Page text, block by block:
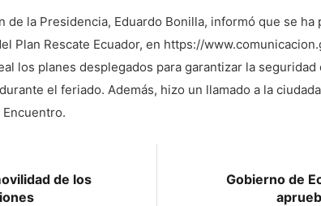
de la Presidencia, Eduardo Bonilla, informó que se
Plan Rescate Ecuador, en https://
los planes desplegados para garantizar la seguridad
el feriado. Además, hizo un llamado a la
de los
Gobierno de